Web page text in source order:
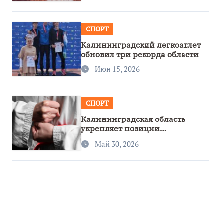
СПОРТ
Калининградский легкоатлет
обновил три рекорда области
Июн 15, 2026
СПОРТ
Калининградская область
укрепляет позиции
спортивного региона
Май 30, 2026